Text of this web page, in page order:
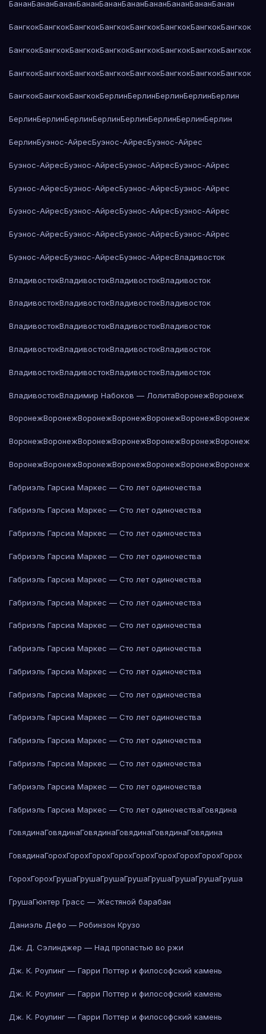
БананБананБананБананБананБананБананБананБананБанан
БангкокБангкокБангкокБангкокБангкокБангкокБангкокБангкок
БангкокБангкокБангкокБангкокБангкокБангкокБангкокБангкок
БангкокБангкокБангкокБангкокБангкокБангкокБангкокБангкок
БангкокБангкокБангкокБерлинБерлинБерлинБерлинБерлин
БерлинБерлинБерлинБерлинБерлинБерлинБерлинБерлин
БерлинБуэнос-АйресБуэнос-АйресБуэнос-Айрес
Буэнос-АйресБуэнос-АйресБуэнос-АйресБуэнос-Айрес
Буэнос-АйресБуэнос-АйресБуэнос-АйресБуэнос-Айрес
Буэнос-АйресБуэнос-АйресБуэнос-АйресБуэнос-Айрес
Буэнос-АйресБуэнос-АйресБуэнос-АйресБуэнос-Айрес
Буэнос-АйресБуэнос-АйресБуэнос-АйресВладивосток
ВладивостокВладивостокВладивостокВладивосток
ВладивостокВладивостокВладивостокВладивосток
ВладивостокВладивостокВладивостокВладивосток
ВладивостокВладивостокВладивостокВладивосток
ВладивостокВладивостокВладивостокВладивосток
ВладивостокВладимир Набоков — ЛолитаВоронежВоронеж
ВоронежВоронежВоронежВоронежВоронежВоронежВоронеж
ВоронежВоронежВоронежВоронежВоронежВоронежВоронеж
ВоронежВоронежВоронежВоронежВоронежВоронежВоронеж
Габриэль Гарсиа Маркес — Сто лет одиночества
Габриэль Гарсиа Маркес — Сто лет одиночества
Габриэль Гарсиа Маркес — Сто лет одиночества
Габриэль Гарсиа Маркес — Сто лет одиночества
Габриэль Гарсиа Маркес — Сто лет одиночества
Габриэль Гарсиа Маркес — Сто лет одиночества
Габриэль Гарсиа Маркес — Сто лет одиночества
Габриэль Гарсиа Маркес — Сто лет одиночества
Габриэль Гарсиа Маркес — Сто лет одиночества
Габриэль Гарсиа Маркес — Сто лет одиночества
Габриэль Гарсиа Маркес — Сто лет одиночества
Габриэль Гарсиа Маркес — Сто лет одиночества
Габриэль Гарсиа Маркес — Сто лет одиночества
Габриэль Гарсиа Маркес — Сто лет одиночества
Габриэль Гарсиа Маркес — Сто лет одиночестваГовядина
ГовядинаГовядинаГовядинаГовядинаГовядинаГовядина
ГовядинаГорохГорохГорохГорохГорохГорохГорохГорохГорох
ГорохГорохГрушаГрушаГрушаГрушаГрушаГрушаГрушаГруша
ГрушаГюнтер Грасс — Жестяной барабан
Даниэль Дефо — Робинзон Крузо
Дж. Д. Сэлинджер — Над пропастью во ржи
Дж. К. Роулинг — Гарри Поттер и философский камень
Дж. К. Роулинг — Гарри Поттер и философский камень
Дж. К. Роулинг — Гарри Поттер и философский камень